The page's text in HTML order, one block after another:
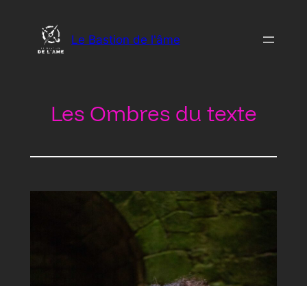
contenu
Le Bastion de l'âme
Les Ombres du texte